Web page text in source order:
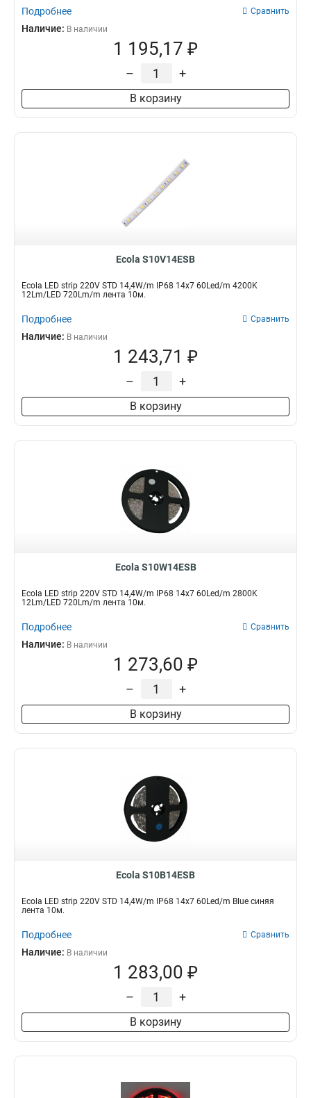
Подробнее Сравнить
Наличие: В наличии
1 195,17 ₽
– +
В корзину
Ecola S10V14ESB
Ecola LED strip 220V STD 14,4W/m IP68 14x7 60Led/m 4200K
12Lm/LED 720Lm/m лента 10м.
Подробнее Сравнить
Наличие: В наличии
1 243,71 ₽
– +
В корзину
Ecola S10W14ESB
Ecola LED strip 220V STD 14,4W/m IP68 14x7 60Led/m 2800K
12Lm/LED 720Lm/m лента 10м.
Подробнее Сравнить
Наличие: В наличии
1 273,60 ₽
– +
В корзину
Ecola S10B14ESB
Ecola LED strip 220V STD 14,4W/m IP68 14x7 60Led/m Blue синяя
лента 10м.
Подробнее Сравнить
Наличие: В наличии
1 283,00 ₽
– +
В корзину